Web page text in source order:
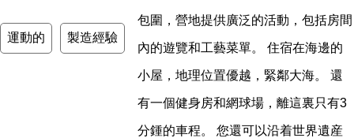
運動的 製造經驗
包圍，營地提供廣泛的活動，包括房間
內的遊覽和工藝菜單。 住宿在海邊的
小屋，地理位置優越，緊鄰大海。 還
有一個健身房和網球場，離這裏只有3
分鍾的車程。 您還可以沿着世界遺産